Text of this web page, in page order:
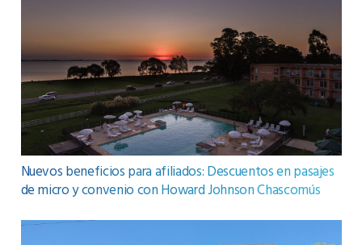
Nuevos beneficios para afiliados: Descuentos en pasajes
de micro y convenio con Howard Johnson Chascomús